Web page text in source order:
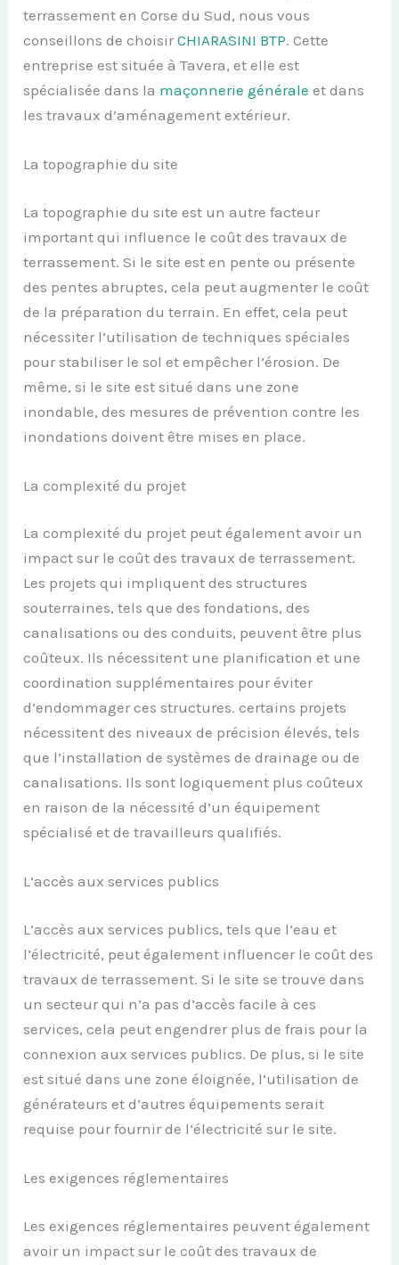
terrassement en Corse du Sud, nous vous
conseillons de choisirCHIARASINI BTP. Cette
entreprise est située à Tavera, et elle est
spécialisée dans la maçonnerie générale et dans
les travaux d’aménagement extérieur.
La topographie du site
La topographie du site est un autre facteur
important qui influence le coût des travaux de
terrassement. Si le site est en pente ou présente
des pentes abruptes, cela peut augmenter le coût
de la préparation du terrain. En effet, cela peut
nécessiter l’utilisation de techniques spéciales
pour stabiliser le sol et empêcher l’érosion. De
même, si le site est situé dans une zone
inondable, des mesures de prévention contre les
inondations doivent être mises en place.
La complexité du projet
La complexité du projet peut également avoir un
impact sur le coût des travaux de terrassement.
Les projets qui impliquent des structures
souterraines, tels que des fondations, des
canalisations ou des conduits, peuvent être plus
coûteux. Ils nécessitent une planification et une
coordination supplémentaires pour éviter
d’endommager ces structures. certains projets
nécessitent des niveaux de précision élevés, tels
que l’installation de systèmes de drainage ou de
canalisations. Ils sont logiquement plus coûteux
en raison de la nécessité d’un équipement
spécialisé et de travailleurs qualifiés.
L’accès aux services publics
L’accès aux services publics, tels que l’eau et
l’électricité, peut également influencer le coût des
travaux de terrassement. Si le site se trouve dans
un secteur qui n’a pas d’accès facile à ces
services, cela peut engendrer plus de frais pour la
connexion aux services publics. De plus, si le site
est situé dans une zone éloignée, l’utilisation de
générateurs et d’autres équipements serait
requise pour fournir de l’électricité sur le site.
Les exigences réglementaires
Les exigences réglementaires peuvent également
avoir un impact sur le coût des travaux de